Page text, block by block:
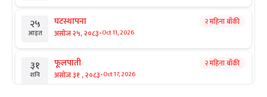
२५
आइत
घटस्थापना
असोज २५, २०८३-Oct 11, 2026
२ महिना बाँकी
३१
शनि
फूलपाती
असोज ३१ , २०८३-Oct 17, 2026
२ महिना बाँकी